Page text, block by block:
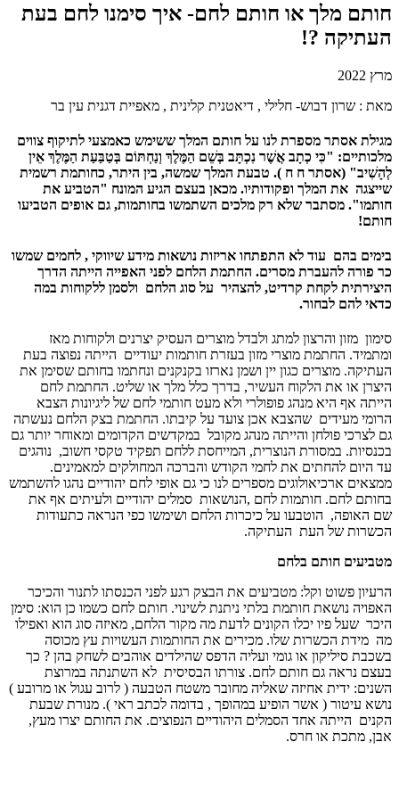
חותם מלך או חותם לחם- איך סימנו לחם בעת
העתיקה ?!
מרץ 2022
מאת : שרון דבוש- חלילי , דיאטנית קלינית , מאפיית דגנית עין בר
מגילת אסתר מספרת לנו על חותם המלך ששימש כאמצעי לתיקוף צווים
מלכותיים: "כִּי כְתָב אֲשֶׁר נִכְתָּב בְּשֵׁם הַמֶּלֶךְ וְנַחְתּוֹם בְּטַבַּעַת הַמֶּלֶךְ אֵין
לְהָשִׁיב" (אסתר ח ח ). טבעת המלך שמשה, בין היתר, כחותמת רשמית
שייצגה את המלך ופקודותיו. מכאן בעצם הגיע המונח "הטביע את
חותמו". מסתבר שלא רק מלכים השתמשו בחותמות, גם אופים הטביעו
חותם!
בימים בהם עוד לא התפתחו אריזות נושאות מידע שיווקי , לחמים שמשו
כר פורה להעברת מסרים. החתמת הלחם לפני האפייה הייתה הדרך
היצירתית לקחת קרדיט, להצהיר על סוג הלחם ולסמן ללקוחות במה
כדאי להם לבחור.
סימון מזון והרצון למתג ולבדל מוצרים העסיק יצרנים ולקוחות מאז
ומתמיד. החתמת מוצרי מזון בעזרת חותמות יעודיים הייתה נפוצה בעת
העתיקה. מוצרים כגון יין ושמן נארזו בקנקנים ונחתמו בחותם שסימן את
היצרן או את הלקוח העשיר, בדרך כלל מלך או שליט. החתמת לחם
הייתה אף היא מנהג פופולרי ולא מעט חותמי לחם של ליגיונות הצבא
הרומי מעידים שהצבא אכן צועד על קיבתו. החתמת בצק הלחם נעשתה
גם לצרכי פולחן והייתה מנהג מקובל במקדשים הקדומים ומאוחר יותר גם
בכנסיות. במסורת הנוצרית, המייחסת ללחם תפקיד טקסי חשוב, נוהגים
עד היום להחתים את לחמי הקודש והברכה המחולקים למאמינים.
ממצאים ארכיאולוגים מספרים לנו כי גם אופי לחם יהודיים נהגו להשתמש
בחותם לחם. חותמות לחם ,הנושאות סמלים יהודיים ולעיתים אף את
שם האופה, הוטבעו על כיכרות הלחם ושימשו כפי הנראה כתעודות
הכשרות של העת העתיקה.
מטביעים חותם בלחם
הרעיון פשוט וקל: מטביעים את הבצק רגע לפני הכנסתו לתנור והכיכר
האפויה נושאת חותמת בלתי ניתנת לשינוי. חותם לחם כשמו כן הוא: סימן
היכר שעל פיו יכלו הקונים לדעת מה מקור הלחם, מאיזה סוג הוא ואפילו
מה מידת הכשרות שלו. מכירים את החותמות העשויות עץ מכוסה
בשכבת סיליקון או גומי ועליה הדפס שהילדים אוהבים לשחק בהן ? כך
בעצם נראה גם חותם לחם. צורתו הבסיסית לא השתנתה במרוצת
השנים: ידית אחיזה שאליה מחובר משטח הטבעה ( לרוב עגול או מרובע )
נושא עיטור ( אשר הופיע במהופך , בדומה לכתב ראי ). מנורת שבעת
הקנים הייתה אחד הסמלים היהודיים הנפוצים. את החותם יצרו מעץ,
אבן, מתכת או חרס.